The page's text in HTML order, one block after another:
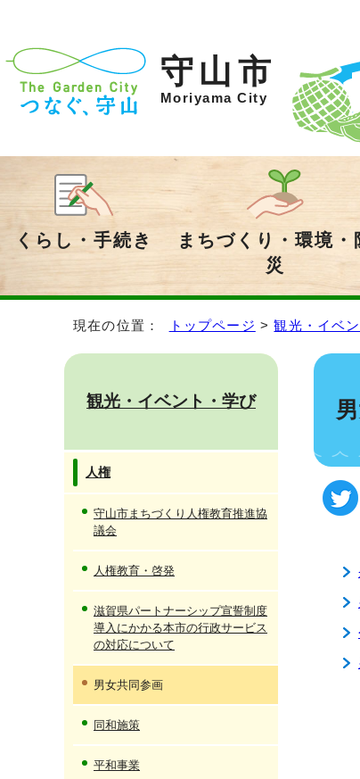
守山市
Moriyama City
くらし・手続き
まちづくり・環境・
災
現在の位置： トップページ >観光・イベ
観光・イベント・学び
人権
守山市まちづくり人権教育推進協
議会
人権教育・啓発
滋賀県パートナーシップ宣誓制度
導入にかかる本市の行政サービス
の対応について
男女共同参画
同和施策
平和事業